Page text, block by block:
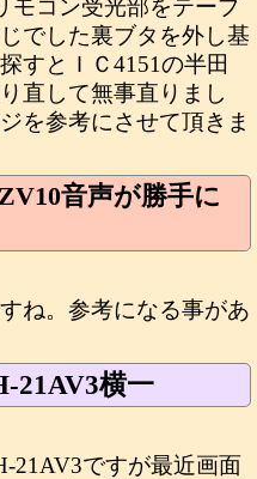
モコン受光部をテープ
でした裏ブタを外し基
すとＩＣ4151の半田
直して無事直りまし
を参考にさせて頂きま
音声が勝手に
ね。参考になる事があ
21AV3横一
21AV3ですが最近画面